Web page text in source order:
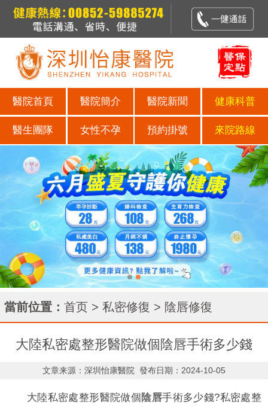
醫院首頁 醫院簡介 醫院新聞 健康科普
醫生團隊 女性不孕 預約掛號 來院路線
當前位置： 首页 > 私密修復 > 陰唇修復
大陸私密處整形醫院做個陰唇手術多少錢
文章来源：深圳怡康醫院 發布日期：2024-10-05
大陸私密處整形醫院做個陰唇手術多少錢?私密處整